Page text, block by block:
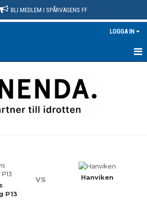
BLI MEDLEM I SPÅRVÄGENS FF
LOGGA IN
P13
vs Hanviken